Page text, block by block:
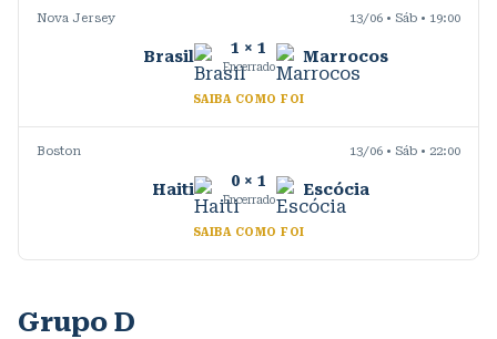
Nova Jersey 13/06 • Sáb • 19:00
Brasil 1 × 1
Encerrado
Marrocos
SAIBA COMO FOI
Boston 13/06 • Sáb • 22:00
Haiti 0 × 1
Encerrado
Escócia
SAIBA COMO FOI
Grupo D